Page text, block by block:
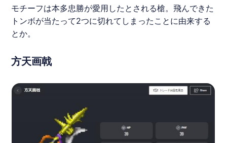
モチーフは本多忠勝が愛用したとされる槍。飛んできた
トンボが当たって2つに切れてしまったことに由来する
とか。
方天画戟